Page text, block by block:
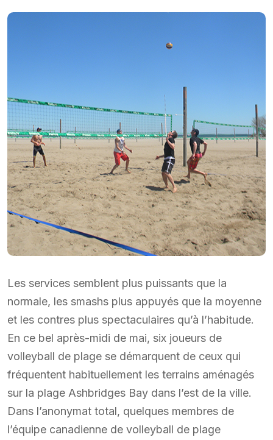
Les services semblent plus puissants que la
normale, les smashs plus appuyés que la moyenne
et les contres plus spectaculaires qu’à l’habitude.
En ce bel après-midi de mai, six joueurs de
volleyball de plage se démarquent de ceux qui
fréquentent habituellement les terrains aménagés
sur la plage Ashbridges Bay dans l’est de la ville.
Dans l’anonymat total, quelques membres de
l’équipe canadienne de volleyball de plage